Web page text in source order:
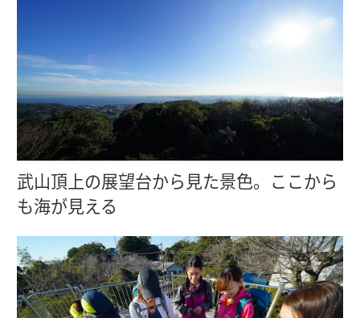
武山頂上の展望台から見た景色。ここから
も海が見える